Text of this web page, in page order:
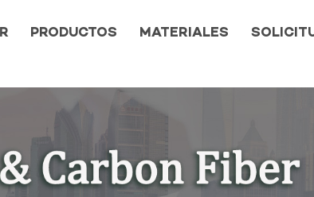
PRODUCTOS MATERIALES